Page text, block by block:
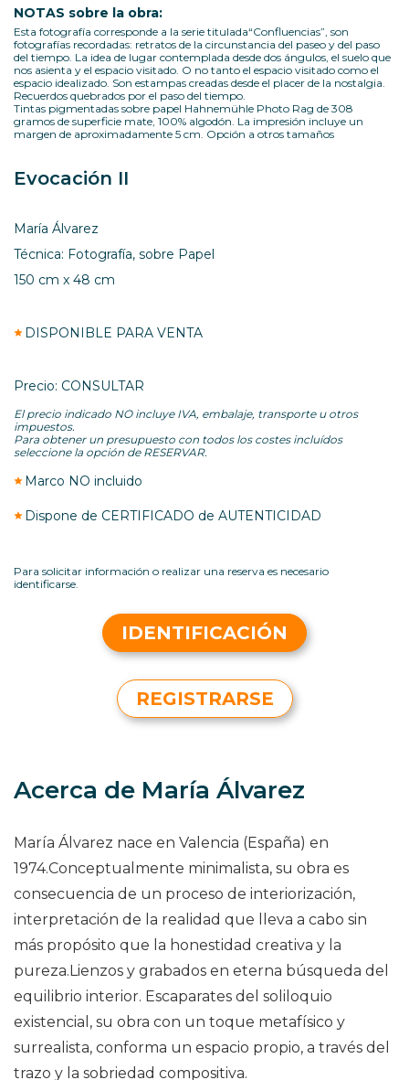
NOTAS sobre la obra:
Esta fotografía corresponde a la serie titulada“Confluencias”, son
fotografías recordadas: retratos de la circunstancia del paseo y del paso
del tiempo. La idea de lugar contemplada desde dos ángulos, el suelo que
nos asienta y el espacio visitado. O no tanto el espacio visitado como el
espacio idealizado. Son estampas creadas desde el placer de la nostalgia.
Recuerdos quebrados por el paso del tiempo.
Tintas pigmentadas sobre papel Hahnemühle Photo Rag de 308
gramos de superficie mate, 100% algodón. La impresión incluye un
margen de aproximadamente 5 cm. Opción a otros tamaños
Evocación II
María Álvarez
Técnica: Fotografía, sobre Papel
150 cm x 48 cm
DISPONIBLE PARA VENTA
Precio: CONSULTAR
El precio indicado NO incluye IVA, embalaje, transporte u otros
impuestos.
Para obtener un presupuesto con todos los costes incluídos
seleccione la opción de RESERVAR.
Marco NO incluido
Dispone de CERTIFICADO de AUTENTICIDAD
Para solicitar información o realizar una reserva es necesario
identificarse.
IDENTIFICACIÓN
REGISTRARSE
Acerca de María Álvarez
María Álvarez nace en Valencia (España) en
1974.Conceptualmente minimalista, su obra es
consecuencia de un proceso de interiorización,
interpretación de la realidad que lleva a cabo sin
más propósito que la honestidad creativa y la
pureza.Lienzos y grabados en eterna búsqueda del
equilibrio interior. Escaparates del soliloquio
existencial, su obra con un toque metafísico y
surrealista, conforma un espacio propio, a través del
trazo y la sobriedad compositiva.